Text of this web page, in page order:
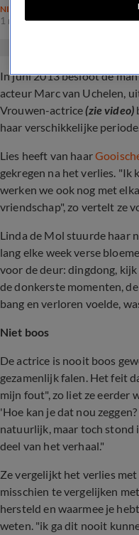
NIEUWS
1 mei 2024, 16:19
In juni 2013 besloot de
acteur Marc van Uchelen,
Vrouwen-actrice(zie video)
haar verschikkelijke
Lies heeft van haar
gekregen na het verlies. "Ik
werken we ook nog met
vriendschap", zo vertelt ze
Linda de Mol stuurde haar
lang elke week verse
voor de deur: dingdong,
de donkerste momenten,
bang en verloren voelde,
Niet boos
De actrice is nooit boos
gezamenlijk falen. Het feit
mijn fout", zo liet ze eerder
'Hoe kan je dat nou
natuurlijk, maar toch stond
deel van het verhaal."
Ze vergelijkt het verlies
misschien te vergelijken
hersteld en waarmee je
weten. "ik ga dit nooit